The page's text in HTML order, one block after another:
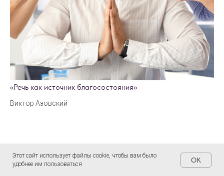
«Речь как источник благосостояния»
Виктор Азовский
Этот сайт использует файлы cookie, чтобы вам было
удобнее им пользоваться
OK